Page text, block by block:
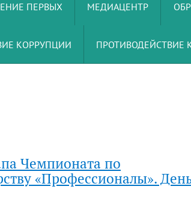
ПЕРВЫХ МЕДИАЦЕНТР
КОРРУПЦИИ ПРОТИВОДЕЙСТВИЕ
Чемпионата по
«Профессионалы».